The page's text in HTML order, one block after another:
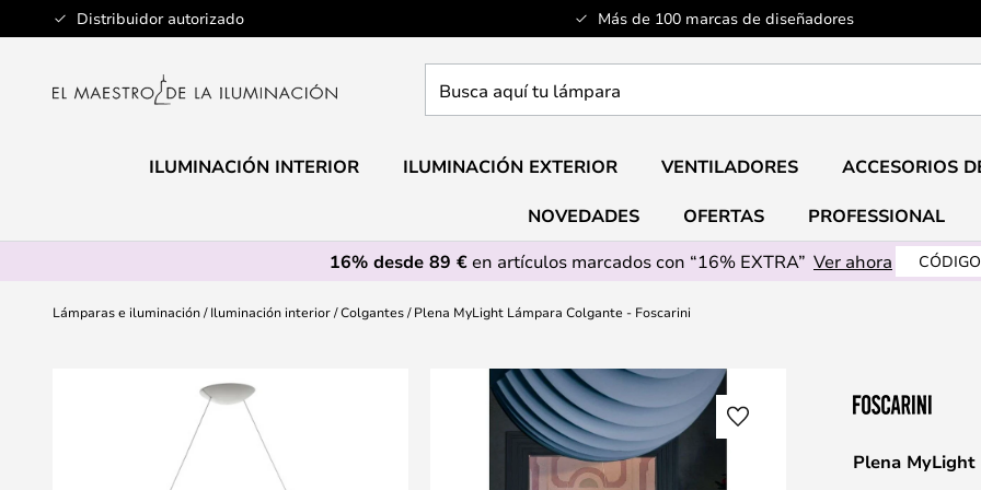
Distribuidor autorizado Más de 100 marcas de diseñadores
Ir
al
aquí
lámpara
ILUMINACIÓN INTERIOR ILUMINACIÓN EXTERIOR VENTILADORES ACCESORIOS
NOVEDADES OFERTAS
PROFESSIONAL
16% desde 89 €en artículos marcados con “16% EXTRA” Ver ahora
Lámparas e iluminación Iluminación interior Colgantes Plena MyLight Lámpara Colgante - Foscarini
Plena